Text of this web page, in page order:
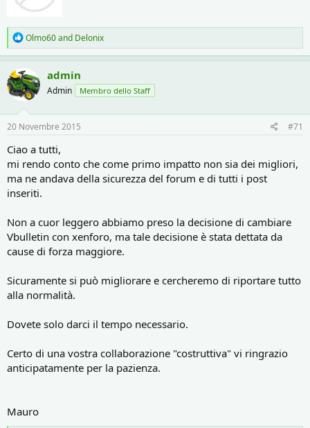
R
e
a
c
t
i
o
n
s
:
Olmo60and Delonix
admin
Admin Membro dello Staff
20 Novembre 2015 #71
Ciao a tutti,
mi rendo conto che come primo impatto non sia dei migliori,
ma ne andava della sicurezza del forum e di tutti i post
inseriti.
Non a cuor leggero abbiamo preso la decisione di cambiare
Vbulletin con xenforo, ma tale decisione è stata dettata da
cause di forza maggiore.
Sicuramente si può migliorare e cercheremo di riportare tutto
alla normalità.
Dovete solo darci il tempo necessario.
Certo di una vostra collaborazione "costruttiva" vi ringrazio
anticipatamente per la pazienza.
Mauro